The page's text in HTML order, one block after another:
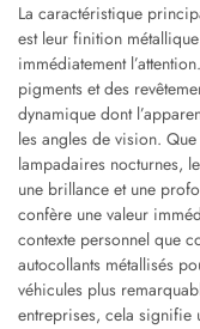
La caractéristique
est leur finition
immédiatement
pigments et des
dynamique dont
les angles de vision.
lampadaires nocturnes,
une brillance et une
confère une valeur
contexte personnel que
autocollants métallisés
véhicules plus
entreprises, cela signifie